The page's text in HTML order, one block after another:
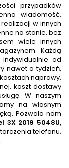
przypadków
wiadomość,
w innych
na stanie, bez
wiele innych
Każdą
od
nawet o tydzień,
naprawy.
koszt dostawy
W naszym
na własnym
Pozwala nam
3X 2019 5048U,
telefonu.